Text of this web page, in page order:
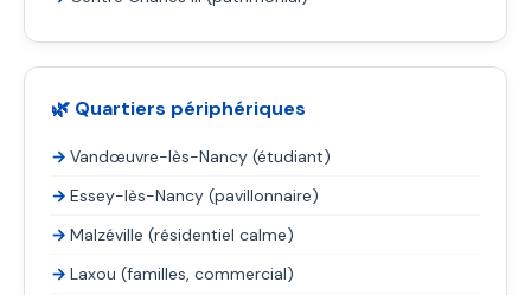
🌿 Quartiers périphériques
Vandœuvre-lès-Nancy (étudiant)
Essey-lès-Nancy (pavillonnaire)
Malzéville (résidentiel calme)
Laxou (familles, commercial)